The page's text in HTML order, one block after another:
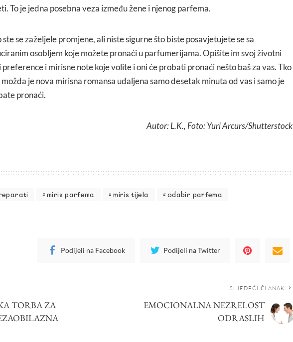
To je jedna posebna veza između žene i njenog parfema.
ste se zaželjele promjene, ali niste sigurne što biste posavjetujete se sa
osobljem koje možete pronaći u parfumerijama. Opišite im svoj životni
preference i mirisne note koje volite i oni će probati pronaći nešto baš za vas. Tko
možda je nova mirisna romansa udaljena samo desetak minuta od vas i samo je
pronaći.
Autor: L.K., Foto: Yuri Arcurs/Shutterstock
miris parfema miris tijela
odabir parfema
Podijeli na Facebook Podijeli na Twitter
TORBA ZA
SLJEDEĆI ČLANAK
EMOCIONALNA NEZRELOST
ODRASLIH